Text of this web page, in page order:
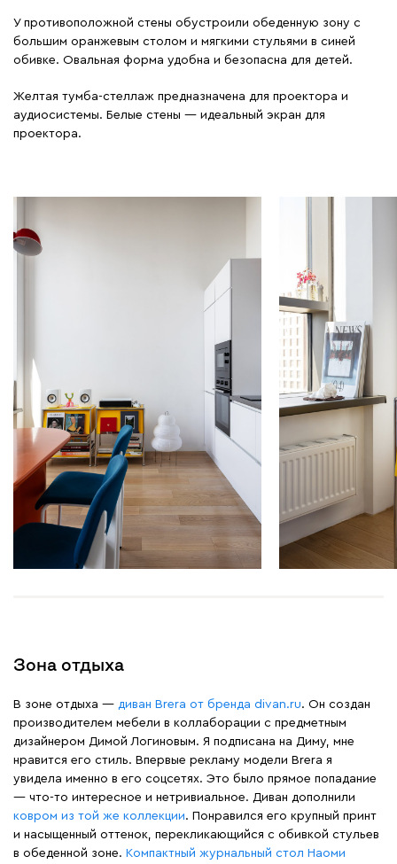
У противоположной стены обустроили обеденную зону с
большим оранжевым столом и мягкими стульями в синей
обивке. Овальная форма удобна и безопасна для детей.
Желтая тумба-стеллаж предназначена для проектора и
аудиосистемы. Белые стены — идеальный экран для
проектора.
Зона отдыха
В зоне отдыха — диван Brera от бренда divan.ru. Он создан
производителем мебели в коллаборации с предметным
дизайнером Димой Логиновым. Я подписана на Диму, мне
нравится его стиль. Впервые рекламу модели Brera я
увидела именно в его соцсетях. Это было прямое попадание
— что-то интересное и нетривиальное. Диван дополнили
ковром из той же коллекции. Понравился его крупный принт
и насыщенный оттенок, перекликающийся с обивкой стульев
в обеденной зоне. Компактный журнальный стол Наоми